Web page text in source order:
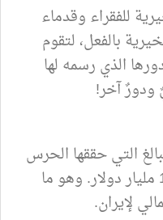
للفقراء وقدماء
بالفعل، لتقوم
الذي رسمه لها
ودورٌ آخر!
التي حققها الحرس
الثوري العام الماضي من 10 – 12 مليار دولار. وهو ما
لإيران.